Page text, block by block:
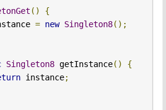
()
{
instance
= new Singleton8();
Singleton8 getInstance()
{
instance;